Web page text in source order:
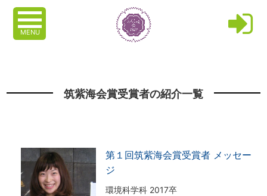
MENU
筑紫海会賞受賞者の紹介一覧
第１回筑紫海会賞受賞者 メッセー
ジ
環境科学科 2017卒